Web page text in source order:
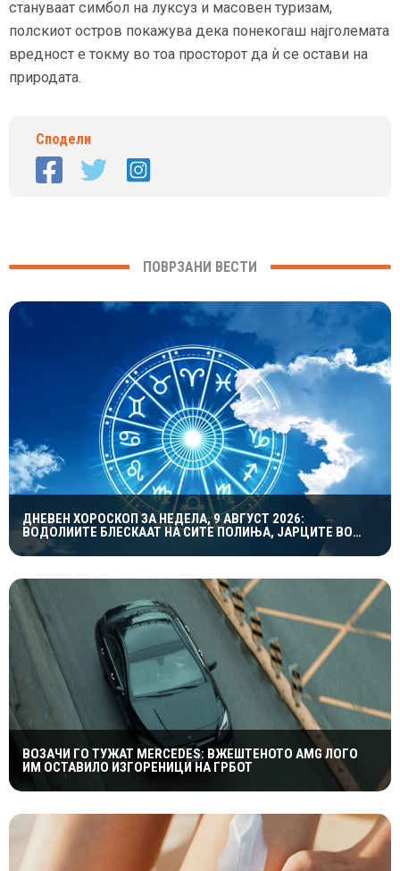
стануваат симбол на луксуз и масовен туризам,
полскиот остров покажува дека понекогаш најголемата
вредност е токму во тоа просторот да ѝ се остави на
природата.
Сподели
ПОВРЗАНИ ВЕСТИ
ДНЕВЕН ХОРОСКОП ЗА НЕДЕЛА, 9 АВГУСТ 2026:
ВОДОЛИИТЕ БЛЕСКААТ НА СИТЕ ПОЛИЊА, ЈАРЦИТЕ ВО
ЉУБОВТА, А БЛИЗНАЦИТЕ ВО КАРИЕРАТА
ВОЗАЧИ ГО ТУЖАТ MERCEDES: ВЖЕШТЕНОТО AMG ЛОГО
ИМ ОСТАВИЛО ИЗГОРЕНИЦИ НА ГРБОТ